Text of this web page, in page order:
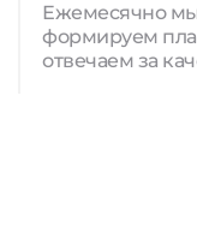
Ежемесячно
формируем
отвечаем за